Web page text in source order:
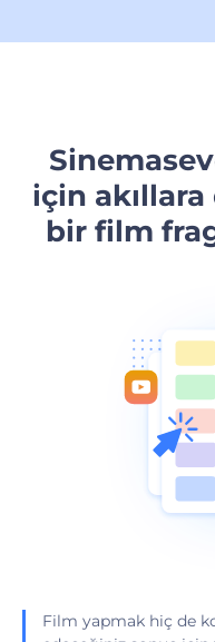
için
bir film
Film yapmak hiç de